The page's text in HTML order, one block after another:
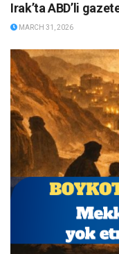
Irak’ta ABD’li
MARCH 31, 2026